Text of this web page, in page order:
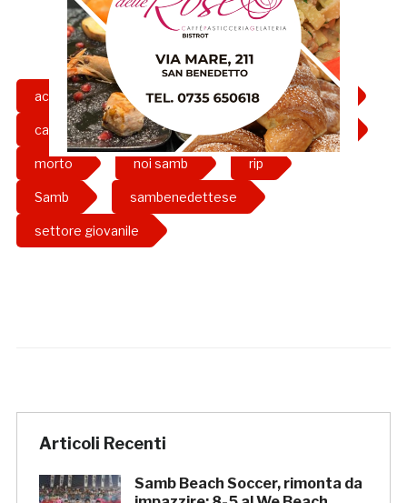
accompagnatore associazione noi samb
calcio giovanile marcello balloni
morto noi samb rip
Samb sambenedettese
settore giovanile
Articoli Recenti
Samb Beach Soccer, rimonta da